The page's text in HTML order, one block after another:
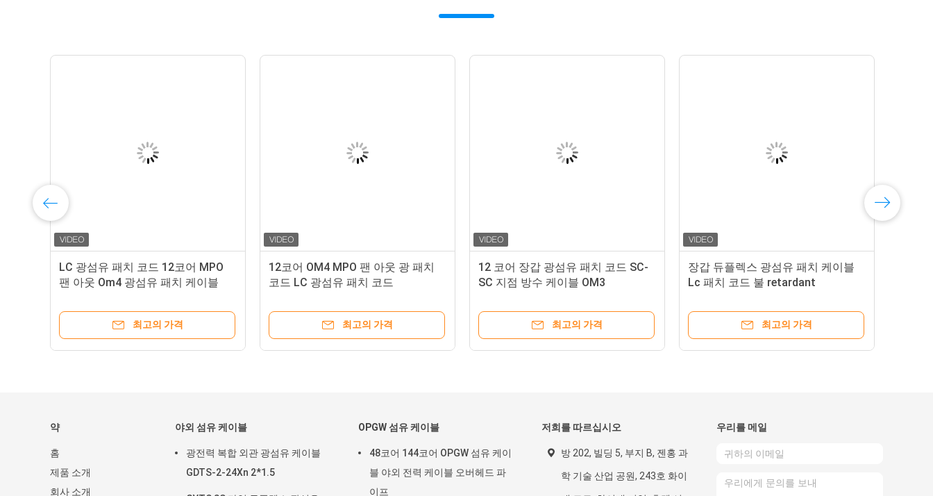
LC 광섬유 패치 코드 12코어 MPO
팬 아웃 Om4 광섬유 패치 케이블
최고의 가격
12코어 OM4 MPO 팬 아웃 광 패치
코드 LC 광섬유 패치 코드
최고의 가격
12 코어 장갑 광섬유 패치 코드 SC-
SC 지점 방수 케이블 OM3
최고의 가격
장갑 듀플렉스 광섬유 패치 케이블
Lc 패치 코드 불 retardant
최고의 가격
약
홈
제품 소개
회사 소개
야외 섬유 케이블
광전력 복합 외관 광섬유 케이블
GDTS-2-24Xn 2*1.5
OPGW 섬유 케이블
48코어 144코어 OPGW 섬유 케이
블 야외 전력 케이블 오버헤드 파
이프
저희를 따르십시오
방 202, 빌딩 5, 부지 B, 젠홍 과
학 기술 산업 공원, 243호 화이
우리를 메일